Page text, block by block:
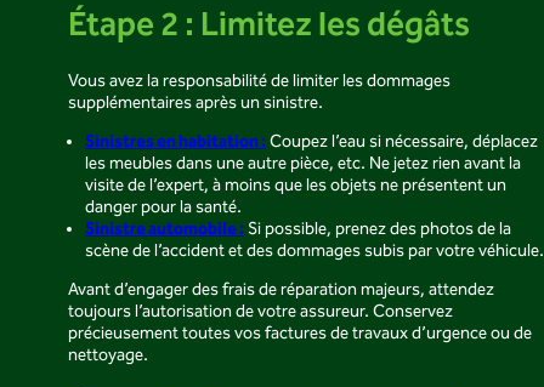
Étape 2 : Limitez les dégâts
Vous avez la responsabilité de limiter les dommages
supplémentaires après un sinistre.
Sinistres en habitation :Coupez l’eau si nécessaire, déplacez
les meubles dans une autre pièce, etc. Ne jetez rien avant la
visite de l’expert, à moins que les objets ne présentent un
danger pour la santé.
Sinistre automobile :Si possible, prenez des photos de la
scène de l’accident et des dommages subis par votre véhicule.
Avant d’engager des frais de réparation majeurs, attendez
toujours l’autorisation de votre assureur. Conservez
précieusement toutes vos factures de travaux d’urgence ou de
nettoyage.